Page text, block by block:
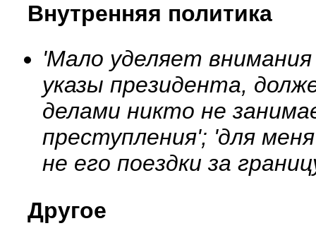
Внутренняя политика
'Мало уделяет
указы президента,
делами никто не
преступления'; 'для
не его поездки за
Другое